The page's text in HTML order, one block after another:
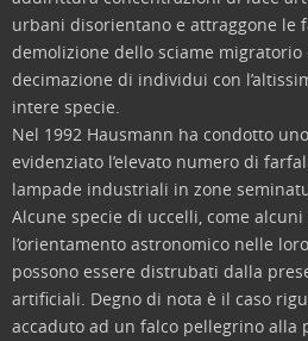
urbani disorientano e attraggone le
demolizione dello sciame
decimazione di individui con
intere specie.
Nel 1992 Hausmann ha condotto
evidenziato l’elevato numero di
lampade industriali in zone
Alcune specie di uccelli, come
l’orientamento astronomico nelle
possono essere distrubati dalla
artificiali. Degno di nota è il caso
accaduto ad un falco pellegrino alla